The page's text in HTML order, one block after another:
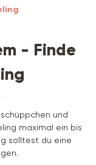
- Finde
und
maximal ein bis
solltest du eine